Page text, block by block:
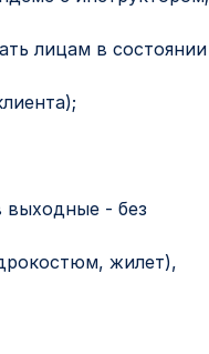
лицам в состоянии
выходные - без
жилет),